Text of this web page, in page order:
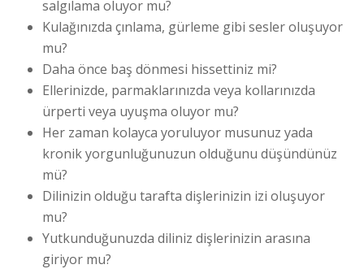
salgılama oluyor mu?
Kulağınızda çınlama, gürleme gibi sesler oluşuyor
mu?
Daha önce baş dönmesi hissettiniz mi?
Ellerinizde, parmaklarınızda veya kollarınızda
ürperti veya uyuşma oluyor mu?
Her zaman kolayca yoruluyor musunuz yada
kronik yorgunluğunuzun olduğunu düşündünüz
mü?
Dilinizin olduğu tarafta dişlerinizin izi oluşuyor
mu?
Yutkunduğunuzda diliniz dişlerinizin arasına
giriyor mu?